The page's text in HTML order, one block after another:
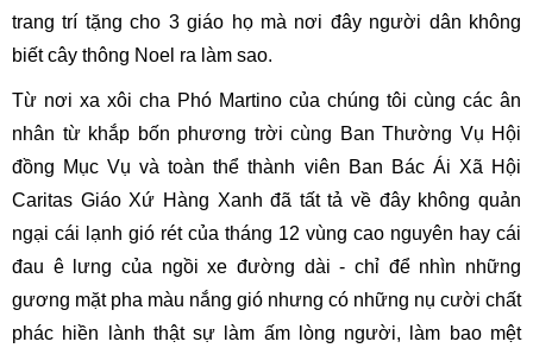
trang trí tặng cho 3 giáo họ mà nơi đây người dân không
biết cây thông Noel ra làm sao.
Từ nơi xa xôi cha Phó Martino của chúng tôi cùng các ân
nhân từ khắp bốn phương trời cùng Ban Thường Vụ Hội
đồng Mục Vụ và toàn thể thành viên Ban Bác Ái Xã Hội
Caritas Giáo Xứ Hàng Xanh đã tất tả về đây không quản
ngại cái lạnh gió rét của tháng 12 vùng cao nguyên hay cái
đau ê lưng của ngồi xe đường dài - chỉ để nhìn những
gương mặt pha màu nắng gió nhưng có những nụ cười chất
phác hiền lành thật sự làm ấm lòng người, làm bao mệt